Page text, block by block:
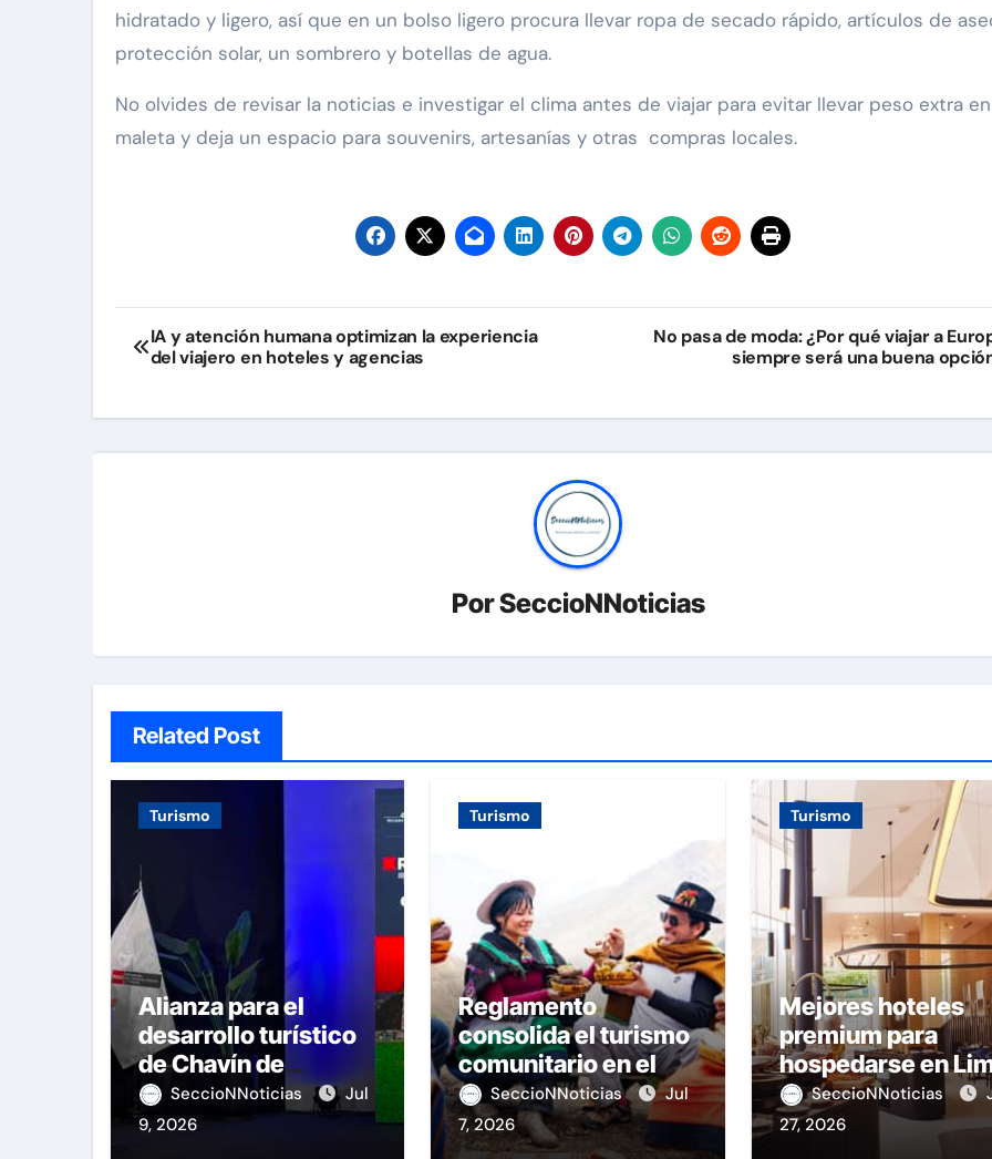
hidratado y ligero, así que en un bolso ligero procura llevar ropa de secado rápido, artículos de
protección solar, un sombrero y botellas de agua.
No olvides de revisar la noticias e investigar el clima antes de viajar para evitar llevar peso extra
maleta y deja un espacio para souvenirs, artesanías y otras compras locales.
Navegación
de
entradas
IA y atención humana optimizan la experiencia
del viajero en hoteles y agencias
No pasa de moda: ¿Por qué viajar a
siempre será una buena
PorSeccioNNoticias
Related Post
Turismo
Alianza para el
desarrollo turístico
de Chavín de
Huántar
SeccioNNoticias
Jul
9, 2026
Turismo
Reglamento
consolida el turismo
comunitario en el
PerúSeccioNNoticias
Jul
7, 2026
Turismo
Mejores hoteles
premium para
hospedarse en
SeccioNNoticias
27, 2026